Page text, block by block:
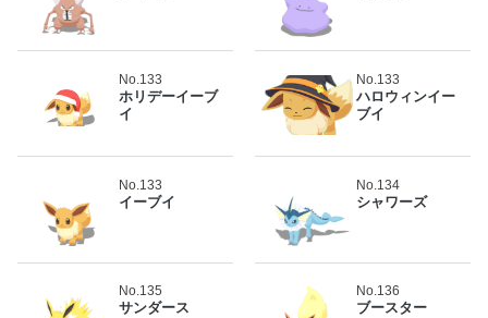
No.133
ホリデーイーブ
イ
No.133
ハロウィンイー
ブイ
No.133
イーブイ
No.134
シャワーズ
No.135
サンダース
No.136
ブースター